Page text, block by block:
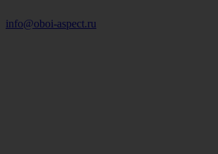
info@oboi-aspect.ru